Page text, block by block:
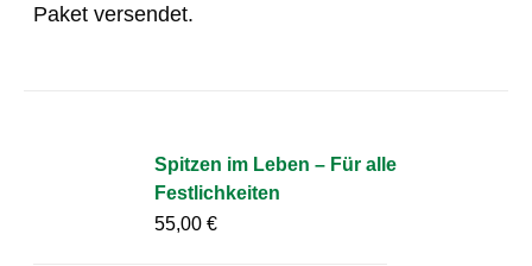
Paket versendet.
Spitzen im Leben – Für alle
Festlichkeiten
55,00€